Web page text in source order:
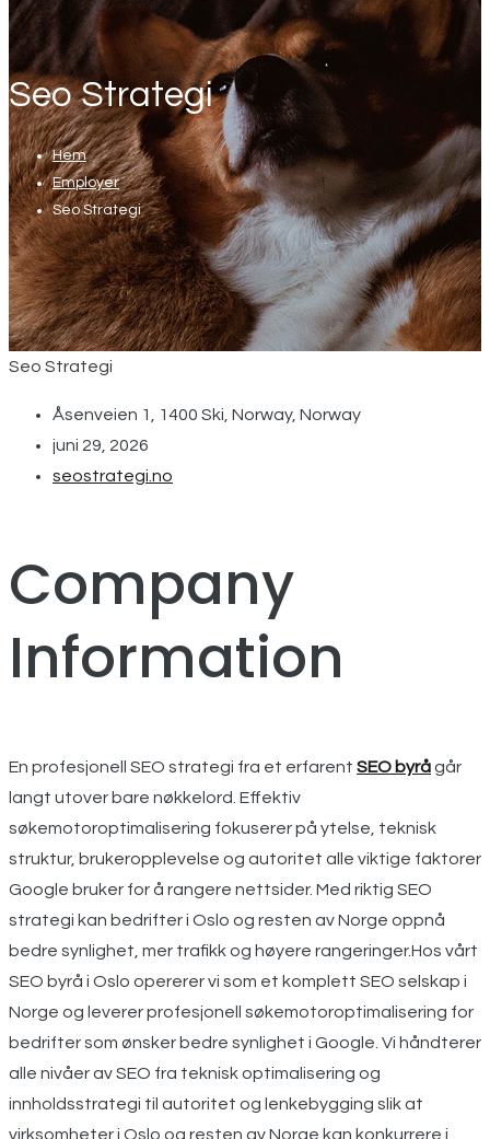
Seo Strategi
Hem
Employer
Seo Strategi
Seo Strategi
Åsenveien 1, 1400 Ski, Norway, Norway
juni 29, 2026
seostrategi.no
Company
Information
En profesjonell SEO strategi fra et erfarent SEO byrågår
langt utover bare nøkkelord. Effektiv
søkemotoroptimalisering fokuserer på ytelse, teknisk
struktur, brukeropplevelse og autoritet alle viktige faktorer
Google bruker for å rangere nettsider. Med riktig SEO
strategi kan bedrifter i Oslo og resten av Norge oppnå
bedre synlighet, mer trafikk og høyere rangeringer.Hos vårt
SEO byrå i Oslo opererer vi som et komplett SEO selskap i
Norge og leverer profesjonell søkemotoroptimalisering for
bedrifter som ønsker bedre synlighet i Google. Vi håndterer
alle nivåer av SEO fra teknisk optimalisering og
innholdsstrategi til autoritet og lenkebygging slik at
virksomheter i Oslo og resten av Norge kan konkurrere i